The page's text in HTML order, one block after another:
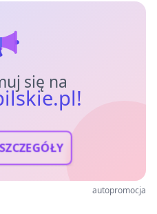
się na
autopromocja